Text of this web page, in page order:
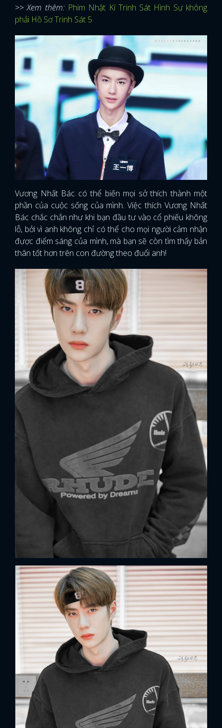
x
ĐĂNG NHẬP
>> Xem thêm: Phim Nhật Kí Trinh Sát Hình Sự không
phải Hồ Sơ Trinh Sát 5
Vương Nhất Bác có thể biến mọi sở thích thành một
phần của cuộc sống của mình. Việc thích Vương Nhất
Bác chắc chắn như khi bạn đầu tư vào cổ phiếu không
lỗ, bởi vì anh không chỉ có thể cho mọi người cảm nhận
được điểm sáng của mình, mà bạn sẽ còn tìm thấy bản
thân tốt hơn trên con đường theo đuổi anh!